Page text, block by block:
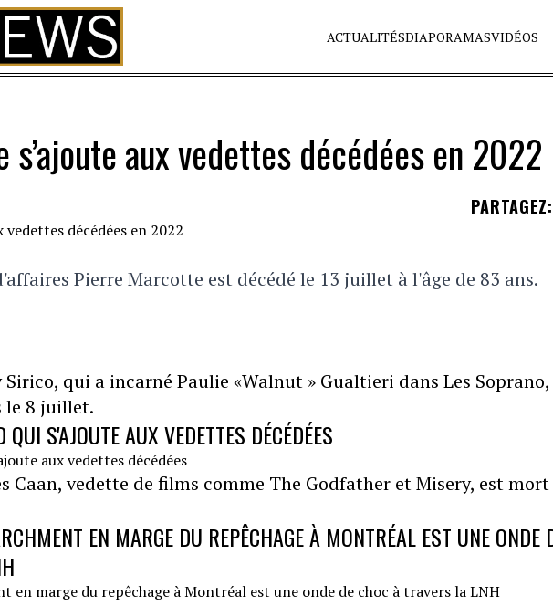
ACTUALITÉSDIAPORAMASVIDÉOS
aux vedettes décédées en 2022
PARTAGEZ:
Pierre Marcotte est décédé le 13 juillet à l'âge de 83 ans.
qui a incarné Paulie «Walnut » Gualtieri dans Les
le 8 juillet.
S'AJOUTE AUX VEDETTES DÉCÉDÉES
Caan, vedette de films comme The Godfather et Misery, est
EN MARGE DU REPÊCHAGE À MONTRÉAL EST UNE ONDE